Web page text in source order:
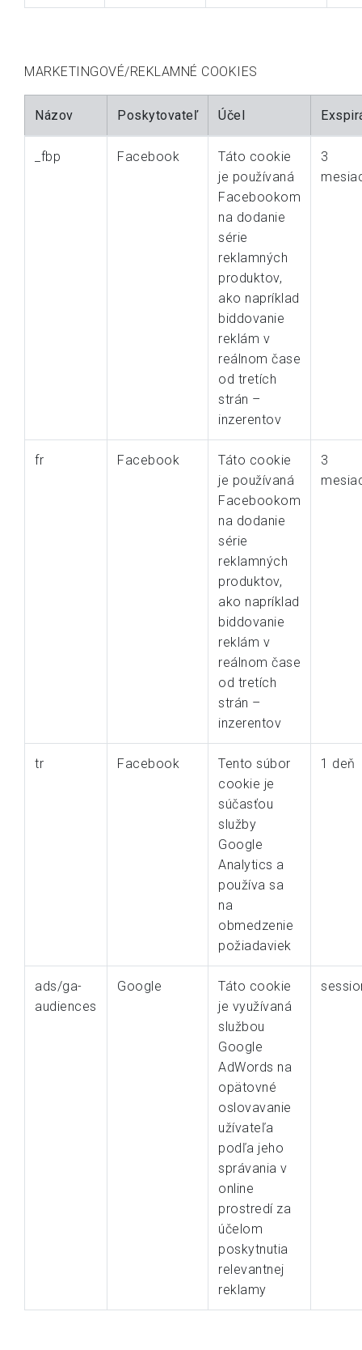
MARKETINGOVÉ/REKLAMNÉ COOKIES
Názov Poskytovateľ Účel
_fbp Facebook
Táto cookie
je používaná
Facebookom
na dodanie
série
reklamných
produktov,
ako napríklad
biddovanie
reklám v
reálnom čase
od tretích
strán –
inzerentov
3
fr Facebook
Táto cookie
je používaná
Facebookom
na dodanie
série
reklamných
produktov,
ako napríklad
biddovanie
reklám v
reálnom čase
od tretích
strán –
inzerentov
3
tr Facebook
Tento súbor
cookie je
súčasťou
služby
Google
Analytics a
používa sa
na
obmedzenie
požiadaviek
1 deň
ads/ga-
audiences
Google
Táto cookie
je využívaná
službou
Google
AdWords na
opätovné
oslovavanie
užívateľa
podľa jeho
správania v
online
prostredí za
účelom
poskytnutia
relevantnej
reklamy